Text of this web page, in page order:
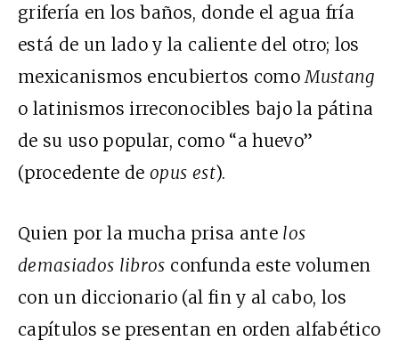
grifería en los baños, donde el agua fría
está de un lado y la caliente del otro; los
mexicanismos encubiertos comoMustang
o latinismos irreconocibles bajo la pátina
de su uso popular, como “a huevo”
(procedente deopus est).
Quien por la mucha prisa ante los
demasiados libros confunda este volumen
con un diccionario (al fin y al cabo, los
capítulos se presentan en orden alfabético